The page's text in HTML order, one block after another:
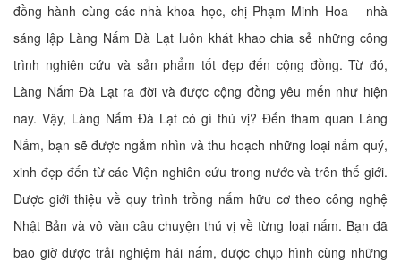
đồng hành cùng các nhà khoa học, chị Phạm Minh Hoa – nhà
sáng lập Làng Nấm Đà Lạt luôn khát khao chia sẻ những công
trình nghiên cứu và sản phẩm tốt đẹp đến cộng đồng. Từ đó,
Làng Nấm Đà Lạt ra đời và được cộng đồng yêu mến như hiện
nay. Vậy, Làng Nấm Đà Lạt có gì thú vị? Đến tham quan Làng
Nấm, bạn sẽ được ngắm nhìn và thu hoạch những loại nấm quý,
xinh đẹp đến từ các Viện nghiên cứu trong nước và trên thế giới.
Được giới thiệu về quy trình trồng nấm hữu cơ theo công nghệ
Nhật Bản và vô vàn câu chuyện thú vị về từng loại nấm. Bạn đã
bao giờ được trải nghiệm hái nấm, được chụp hình cùng những